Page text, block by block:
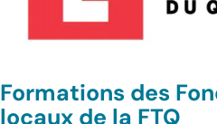
Formations des
locaux de la FTQ